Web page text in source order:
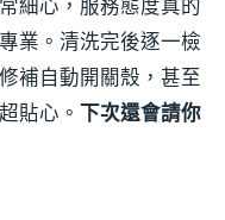
業。清洗完後逐一檢
補自動開關殼，甚至
貼心。 下次還會請你